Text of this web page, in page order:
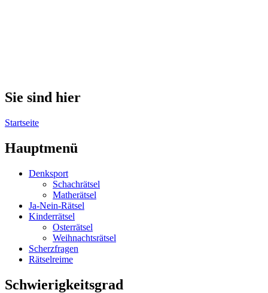
Sie sind hier
Startseite
Hauptmenü
Denksport
Schachrätsel
Matherätsel
Ja-Nein-Rätsel
Kinderrätsel
Osterrätsel
Weihnachtsrätsel
Scherzfragen
Rätselreime
Schwierigkeitsgrad